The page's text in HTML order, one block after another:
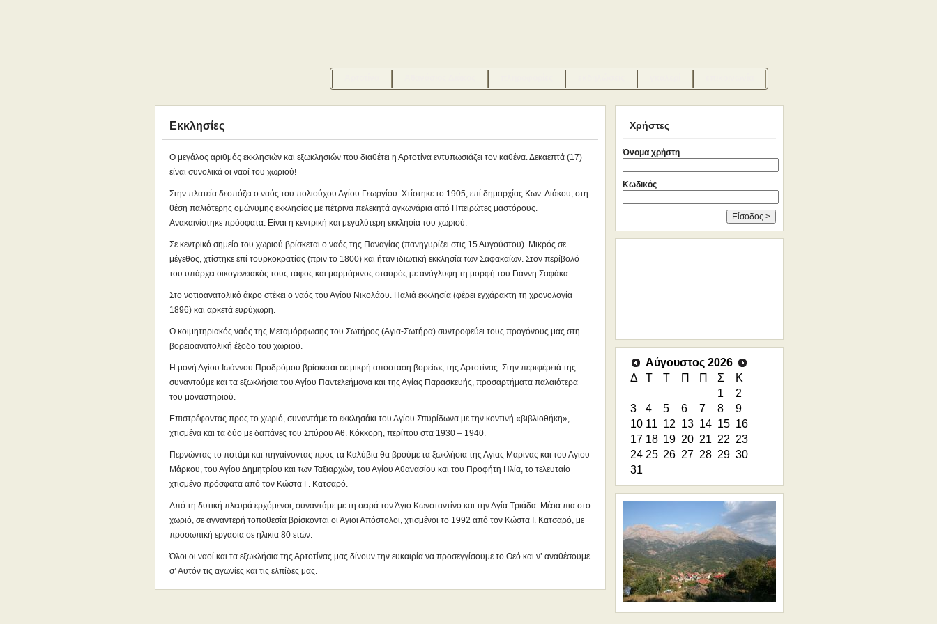
Εκκλησίες
Ο μεγάλος αριθμός εκκλησιών και εξωκλησιών που διαθέτει η Αρτοτίνα εντυπωσιάζει τον καθένα. Δεκαεπτά (17)
είναι συνολικά οι ναοί του χωριού!
Στην πλατεία δεσπόζει ο ναός του πολιούχου Αγίου Γεωργίου. Χτίστηκε το 1905, επί δημαρχίας Κων. Διάκου, στη
θέση παλιότερης ομώνυμης εκκλησίας με πέτρινα πελεκητά αγκωνάρια από Ηπειρώτες μαστόρους.
Ανακαινίστηκε πρόσφατα. Είναι η κεντρική και μεγαλύτερη εκκλησία του χωριού.
Σε κεντρικό σημείο του χωριού βρίσκεται ο ναός της Παναγίας (πανηγυρίζει στις 15 Αυγούστου). Μικρός σε
μέγεθος, χτίστηκε επί τουρκοκρατίας (πριν το 1800) και ήταν ιδιωτική εκκλησία των Σαφακαίων. Στον περίβολό
του υπάρχει οικογενειακός τους τάφος και μαρμάρινος σταυρός με ανάγλυφη τη μορφή του Γιάννη Σαφάκα.
Στο νοτιοανατολικό άκρο στέκει ο ναός του Αγίου Νικολάου. Παλιά εκκλησία (φέρει εγχάρακτη τη χρονολογία
1896) και αρκετά ευρύχωρη.
Ο κοιμητηριακός ναός της Μεταμόρφωσης του Σωτήρος (Αγια-Σωτήρα) συντροφεύει τους προγόνους μας στη
βορειοανατολική έξοδο του χωριού.
Η μονή Αγίου Ιωάννου Προδρόμου βρίσκεται σε μικρή απόσταση βορείως της Αρτοτίνας. Στην περιφέρειά της
συναντούμε και τα εξωκλήσια του Αγίου Παντελεήμονα και της Αγίας Παρασκευής, προσαρτήματα παλαιότερα
του μοναστηριού.
Επιστρέφοντας προς το χωριό, συναντάμε το εκκλησάκι του Αγίου Σπυρίδωνα με την κοντινή «βιβλιοθήκη»,
χτισμένα και τα δύο με δαπάνες του Σπύρου Αθ. Κόκκορη, περίπου στα 1930 – 1940.
Περνώντας το ποτάμι και πηγαίνοντας προς τα Καλύβια θα βρούμε τα ξωκλήσια της Αγίας Μαρίνας και του Αγίου
Μάρκου, του Αγίου Δημητρίου και των Ταξιαρχών, του Αγίου Αθανασίου και του Προφήτη Ηλία, το τελευταίο
χτισμένο πρόσφατα από τον Κώστα Γ. Κατσαρό.
Από τη δυτική πλευρά ερχόμενοι, συναντάμε με τη σειρά τον Άγιο Κωνσταντίνο και την Αγία Τριάδα. Μέσα πια στο
χωριό, σε αγναντερή τοποθεσία βρίσκονται οι Άγιοι Απόστολοι, χτισμένοι το 1992 από τον Κώστα Ι. Κατσαρό, με
προσωπική εργασία σε ηλικία 80 ετών.
Όλοι οι ναοί και τα εξωκλήσια της Αρτοτίνας μας δίνουν την ευκαιρία να προσεγγίσουμε το Θεό και ν’ αναθέσουμε
σ’ Αυτόν τις αγωνίες και τις ελπίδες μας.
Χρήστες
Όνομα χρήστη
Κωδικός
Αύγουστος 2026
Δ
Τ Τ Π Π Σ
Κ
1
2
3
4 5 6 7 8
9
10 11 12 13 14 15 16
17 18 19 20 21 22 23
24 25 26 27 28 29 30
31